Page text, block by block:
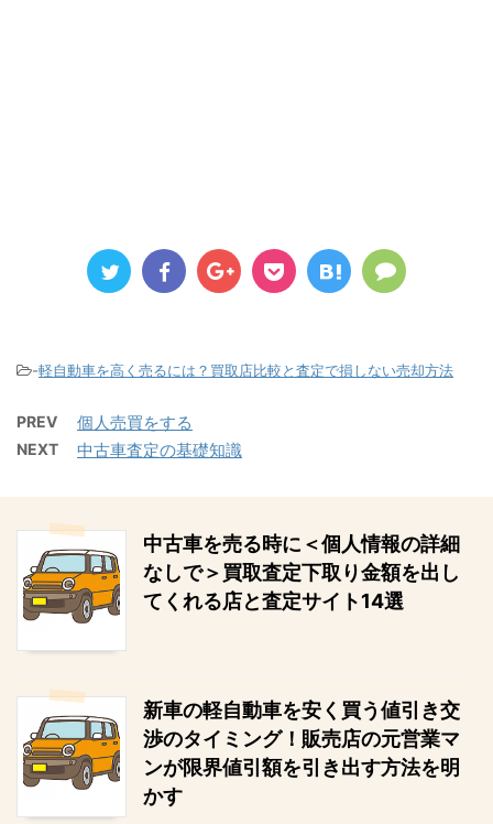
-軽自動車を高く売るには？買取店比較と査定で損しない売却方法
PREV 個人売買をする
NEXT 中古車査定の基礎知識
中古車を売る時に＜個人情報の詳細
なしで＞買取査定下取り金額を出し
てくれる店と査定サイト14選
新車の軽自動車を安く買う値引き交
渉のタイミング！販売店の元営業マ
ンが限界値引額を引き出す方法を明
かす